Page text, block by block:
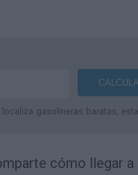
gasolineras baratas,
cómo llegar a